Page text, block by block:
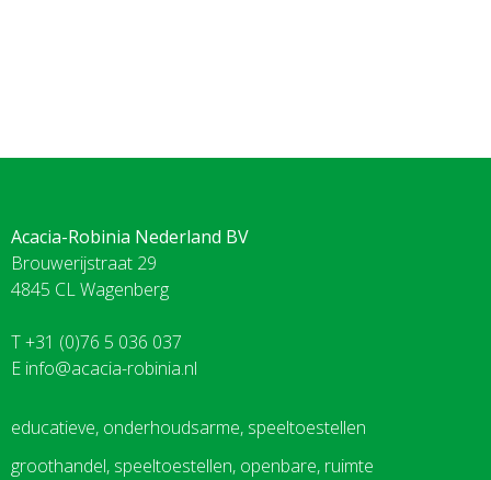
Acacia-Robinia Nederland BV
Brouwerijstraat 29
4845 CL Wagenberg
T +31 (0)76 5 036 037
E info@acacia-robinia.nl
educatieve, onderhoudsarme, speeltoestellen
groothandel, speeltoestellen, openbare, ruimte